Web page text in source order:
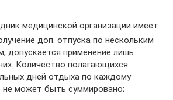
медицинской организации имеет
доп. отпуска по нескольким
допускается применение лишь
Количество полагающихся
дней отдыха по каждому
не может быть суммировано;